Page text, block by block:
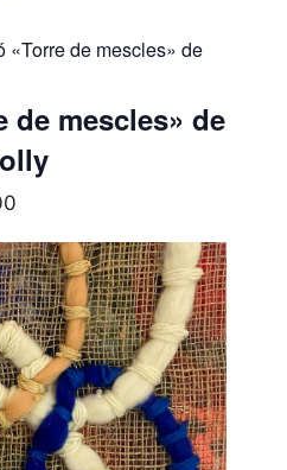
«Torre de mescles» de
de mescles» de